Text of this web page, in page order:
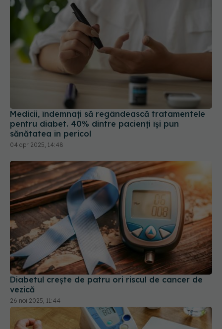
Medicii, îndemnați să regândească tratamentele
pentru diabet. 40% dintre pacienți își pun
sănătatea în pericol
04 apr 2025, 14:48
Diabetul crește de patru ori riscul de cancer de
vezică
26 noi 2025, 11:44